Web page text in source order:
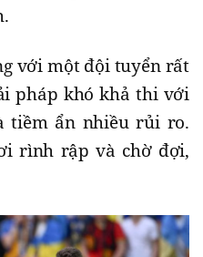
với một đội tuyển rất
pháp khó khả thi với
tiềm ẩn nhiều rủi ro.
rình rập và chờ đợi,